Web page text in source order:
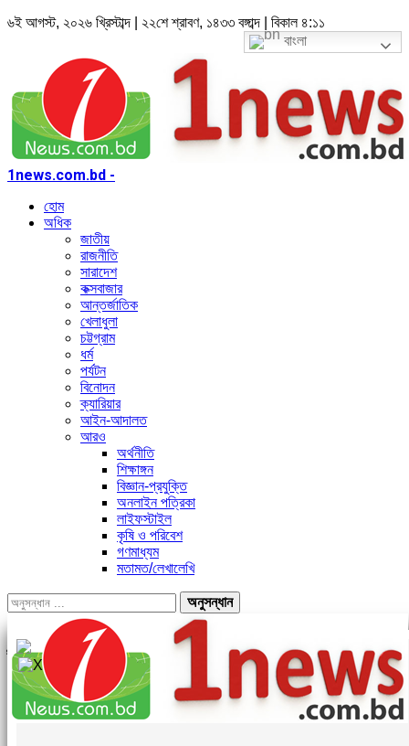
৬ই আগস্ট, ২০২৬ খ্রিস্টাব্দ | ২২শে শ্রাবণ, ১৪৩৩ বঙ্গাব্দ | বিকাল ৪:১১
বাংলা
1news.com.bd -
হোম
অধিক
জাতীয়
রাজনীতি
সারাদেশ
কক্সবাজার
আন্তর্জাতিক
খেলাধুলা
চট্টগ্রাম
ধর্ম
পর্যটন
বিনোদন
ক্যারিয়ার
আইন-আদালত
আরও
অর্থনীতি
শিক্ষাঙ্গন
বিজ্ঞান-প্রযুক্তি
অনলাইন পত্রিকা
লাইফস্টাইল
কৃষি ও পরিবেশ
গণমাধ্যম
মতামত/লেখালেখি
বিভাগ
ট্যাগ